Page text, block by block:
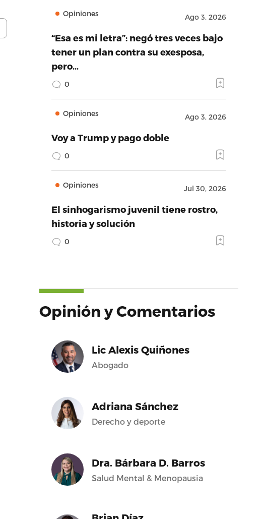
Opiniones Ago 3, 2026
“Esa es mi letra”: negó tres veces bajo
tener un plan contra su exesposa,
pero…
0
Opiniones Ago 3, 2026
Voy a Trump y pago doble
0
Opiniones Jul 30, 2026
El sinhogarismo juvenil tiene rostro,
historia y solución
0
Opinión y Comentarios
Lic Alexis Quiñones
Abogado
Adriana Sánchez
Derecho y deporte
Dra. Bárbara D. Barros
Salud Mental & Menopausia